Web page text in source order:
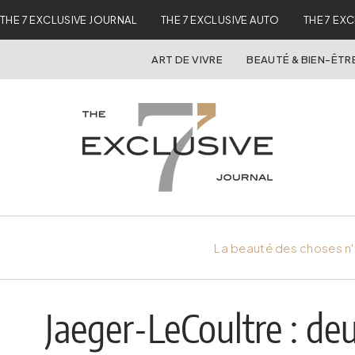
THE 7 EXCLUSIVE JOURNAL THE 7 EXCLUSIVE AUTO THE 7
ART DE VIVRE BEAUTÉ & BIEN-
La beauté des choses
Jaeger-LeCoultre :